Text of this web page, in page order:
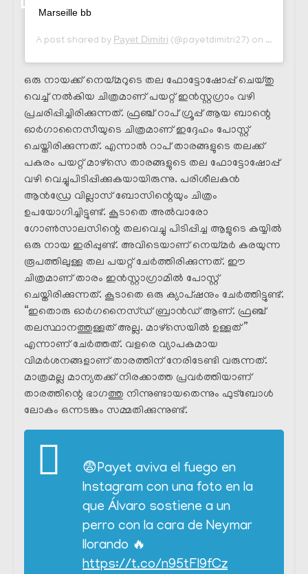
Marseille bb
A post shared by Payet Dimitri (@payetdimitri27) on Sep 14,
ഒരു നായക്ക് നെയ്മറുടെ തല ഫോട്ടോഷോപ്പ് ചെയ്തു
വെച്ച് നൽകിയ ചിത്രമാണ് പയറ്റ് ഇൻസ്റ്റഗ്രാം വഴി
പ്രചരിപ്പിച്ചിരിക്കുന്നത്. ഫ്രഞ്ച് റാപ് ഗ്രൂപ്പ്‌ ആയ ബാന്റെ
ഓർഗാനൈസീയുടെ ചിത്രമാണ് ഇദ്ദേഹം പോസ്റ്റ്‌
ചെയ്തിരിക്കുന്നത്. എന്നാൽ റാപ് താരങ്ങളുടെ തലക്ക്
പകരം പയറ്റ് മാഴ്സെ താരങ്ങളുടെ തല ഫോട്ടോഷോപ്പ്
വഴി വെച്ചുപിടിപ്പിക്കുകയായിരുന്നു. പരിശീലകൻ
ആൻഡ്രേ വില്ലാസ് ബോസിന്റെയും ചിത്രം
ഉപയോഗിച്ചിട്ടുണ്ട്. കൂടാതെ അൽവാരോ
ഗോൺസാലസിന്റെ തലവെച്ചു പിടിപ്പിച്ച ആളുടെ കയ്യിൽ
ഒരു നായ ഇരിപ്പുണ്ട്. അവിടെയാണ് നെയ്മർ കരയുന്ന
രൂപത്തിലുള്ള തല പയറ്റ് ചേർത്തിരിക്കുന്നത്. ഈ
ചിത്രമാണ് താരം ഇൻസ്റ്റാഗ്രാമിൽ പോസ്റ്റ്‌
ചെയ്തിരിക്കുന്നത്. കൂടാതെ ഒരു ക്യാപ്ഷനും ചേർത്തിട്ടുണ്ട്.
“ഇതൊരു ഓർഗനൈസ്ഡ് ബ്രാൻഡ് ആണ്. ഫ്രഞ്ച്
തലസ്ഥാനത്തുള്ളത് അല്ല. മാഴ്സെയിൽ ഉള്ളത് ”
എന്നാണ് ചേർത്തത്. വളരെ വ്യാപകമായ
വിമർശനങ്ങളാണ് താരത്തിന് നേരിടേണ്ടി വരുന്നത്.
മാത്രമല്ല മാന്യതക്ക് നിരക്കാത്ത പ്രവർത്തിയാണ്
താരത്തിന്റെ ഭാഗത്തു നിന്നുണ്ടായതെന്നും ഫുട്ബോൾ
ലോകം ഒന്നടങ്കം സമ്മതിക്കുന്നുണ്ട്.
😨Payet aviva el fuego en
Instagram con una foto en la
que Álvaro sostiene a un
perro con la cara de Neymar
llorando 🔥
https://t.co/n95tFI9fCz